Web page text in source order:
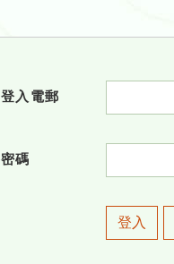
登入電郵
密碼
登入